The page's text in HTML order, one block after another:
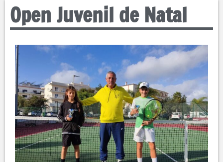
Open Juvenil de Natal